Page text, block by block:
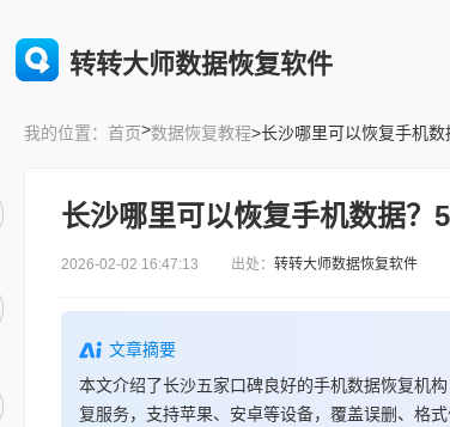
转转大师数据恢复软件
我的位置： 首页>数据恢复教程>长沙哪里可以恢复手机数
长沙哪里可以恢复手机数据？
2026-02-02 16:47:13 出处： 转转大师数据恢复软件 阅
文章摘要
本文介绍了长沙五家口碑良好的手机数据恢复机
复服务，支持苹果、安卓等设备，覆盖误删、格